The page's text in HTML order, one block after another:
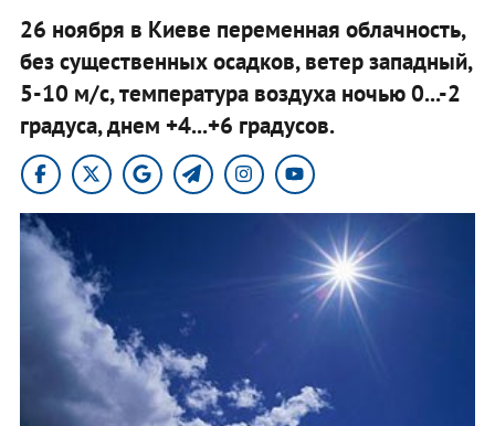
26 ноября в Киеве переменная облачность,
без существенных осадков, ветер западный,
5-10 м/с, температура воздуха ночью 0...-2
градуса, днем +4...+6 градусов.